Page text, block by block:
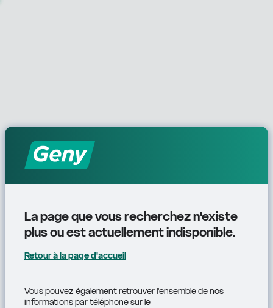
La page que vous recherchez n'existe
plus ou est actuellement indisponible.
Retour à la page d'accueil
Vous pouvez également retrouver l'ensemble de nos
informations par téléphone sur le